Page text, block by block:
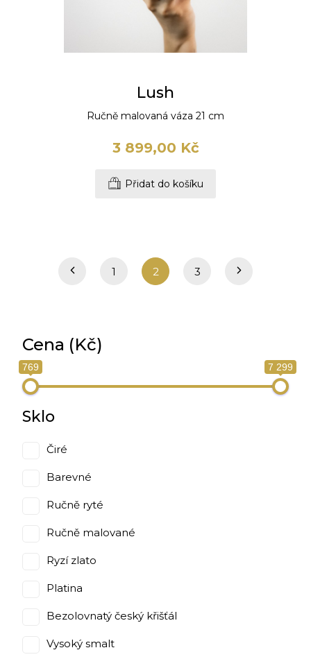
Lush
Ručně malovaná váza 21 cm
3 899,00 Kč
Přidat do košíku
1 2 3
Cena (Kč)
769 7 299
Sklo
Čiré
Barevné
Ručně ryté
Ručně malované
Ryzí zlato
Platina
Bezolovnatý český křišťál
Vysoký smalt